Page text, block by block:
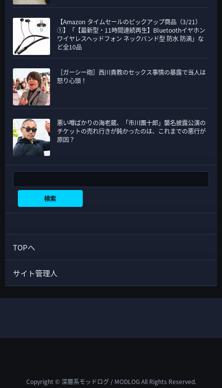
【Amazon タイムセールのピックアップ商品（3/21）
①】「【最新型・11時間連続再生】Bluetoothイヤホン
ワイヤレスヘッドフォン ネックバンド型 防水 防滴」な
ど全10品
［ガーシー砲］西川貴教のセックス事情の暴露で当人は
怒り心頭！
悪い噂ばかりの海老蔵、「市川團十郎」襲名披露公演の
チケットの売れ行きが鈍かったのは、これまでの悪行が
原因？
検索
TOPへ
サイト管理人
Copyright © 深層系モッドログ / MODLOG All Rights Reserved.